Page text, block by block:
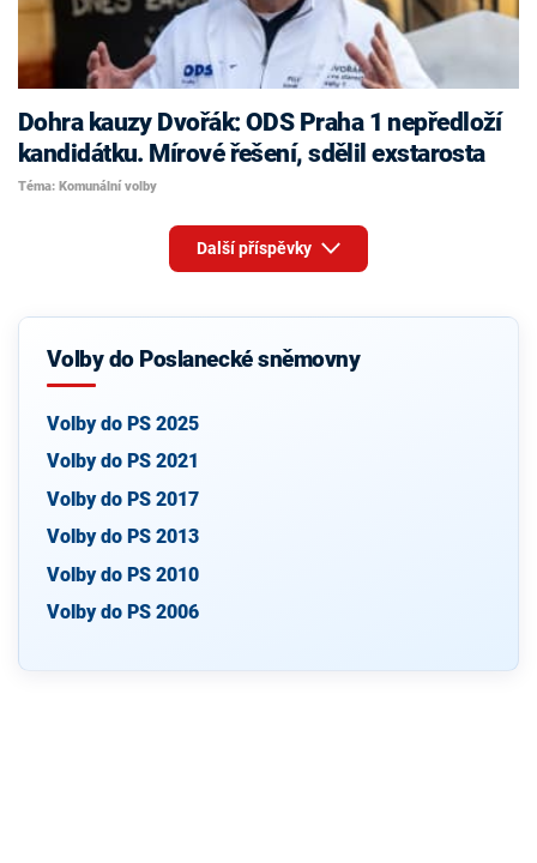
Dohra kauzy Dvořák: ODS Praha 1 nepředloží
kandidátku. Mírové řešení, sdělil exstarosta
Téma: Komunální volby
Další příspěvky
Volby do Poslanecké sněmovny
Volby do PS 2025
Volby do PS 2021
Volby do PS 2017
Volby do PS 2013
Volby do PS 2010
Volby do PS 2006